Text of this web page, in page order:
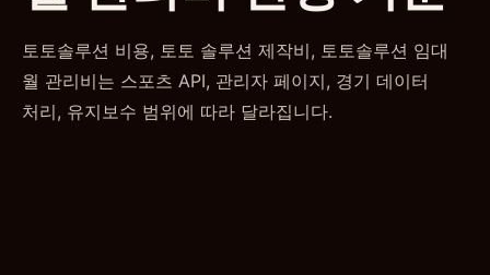
토토솔루션 비용, 토토 솔루션 제작비, 토토솔루션 임대
월 관리비는 스포츠 API, 관리자 페이지, 경기 데이터
처리, 유지보수 범위에 따라 달라집니다.